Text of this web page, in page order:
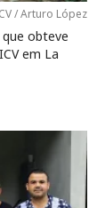
/ Arturo López
obteve
em La